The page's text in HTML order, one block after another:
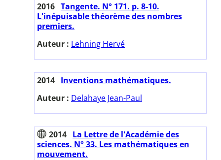
2016 Tangente. N° 171. p. 8-10.
L'inépuisable théorème des nombres
premiers.
Auteur : Lehning Hervé
2014 Inventions mathématiques.
Auteur : Delahaye Jean-Paul
2014 La Lettre de l'Académie des
sciences. N° 33. Les mathématiques en
mouvement.